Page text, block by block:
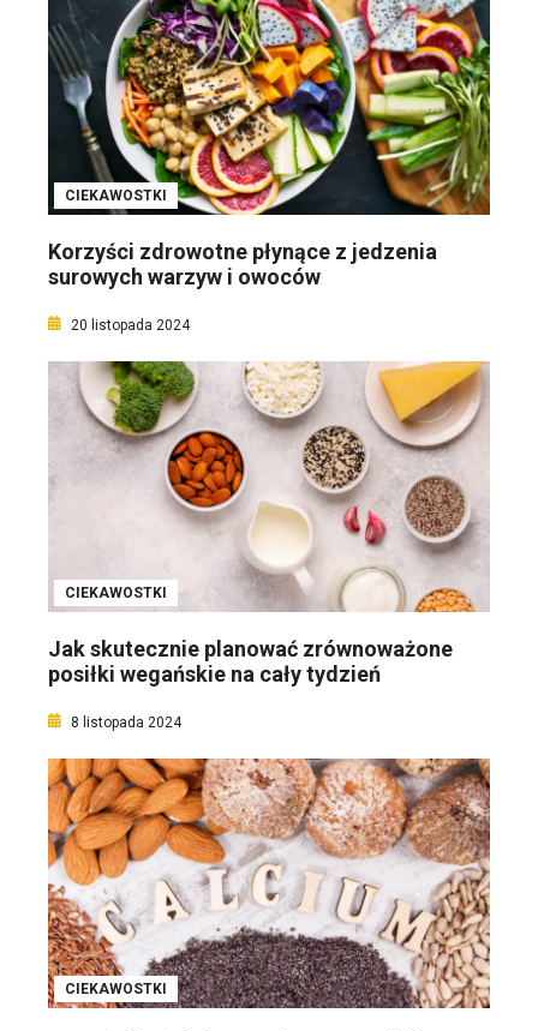
CIEKAWOSTKI
Korzyści zdrowotne płynące z jedzenia
surowych warzyw i owoców
20 listopada 2024
CIEKAWOSTKI
Jak skutecznie planować zrównoważone
posiłki wegańskie na cały tydzień
8 listopada 2024
CIEKAWOSTKI